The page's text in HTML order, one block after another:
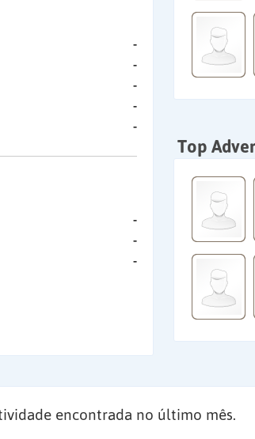
-
-
-
-
-
-
-
-
Top
encontrada no último mês.